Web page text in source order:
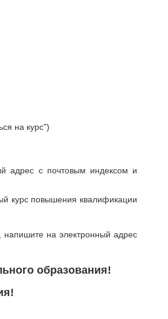
на курс")
адрес с почтовым индексом и
курс повышения квалификации
на электронный адрес
образования!